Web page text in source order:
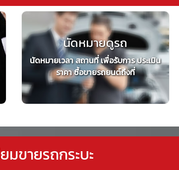
นัดหมายดูรถ
นัดหมายเวลา สถานที่ เพื่อรับการ ประเมิน
ราคา ซื้อขายรถยนต์ถึงที่
มขายรถกระบะ